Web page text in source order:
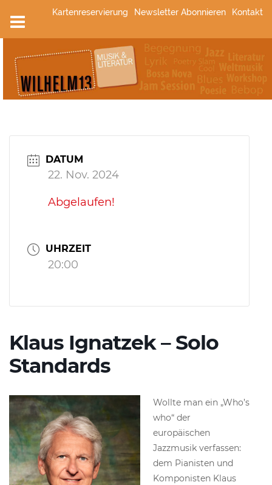
Inhalt
springen
Kartenreservierung Newsletter Abonnieren Kontakt
DATUM
22. Nov. 2024
Abgelaufen!
UHRZEIT
20:00
Klaus Ignatzek – Solo
Standards
Wollte man ein „Who’s
who“ der
europäischen
Jazzmusik verfassen:
dem Pianisten und
Komponisten Klaus